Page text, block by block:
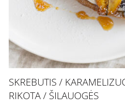
SKREBUTIS /
RIKOTA / ŠILAUOGĖS